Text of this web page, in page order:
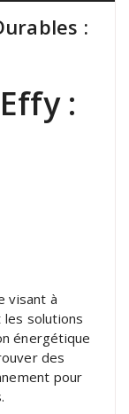
:
:
visant à
solutions
énergétique
des
pour